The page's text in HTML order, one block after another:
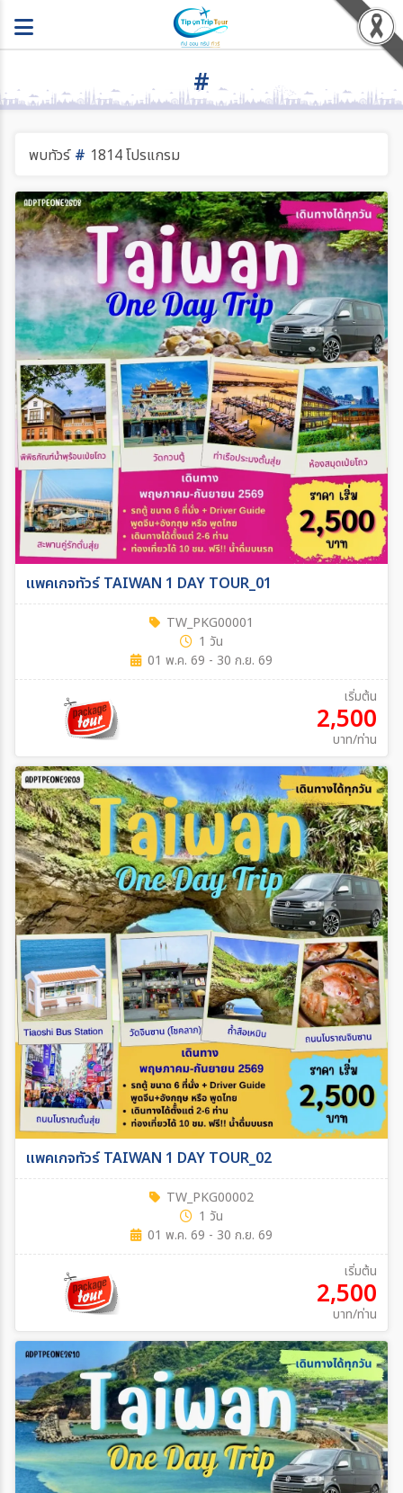
#
พบทัวร์ # 1814 โปรแกรม
แพคเกจทัวร์ TAIWAN 1 DAY TOUR_01
TW_PKG00001
1 วัน
01 พ.ค. 69 - 30 ก.ย. 69
เริ่มต้น
2,500
บาท/ท่าน
แพคเกจทัวร์ TAIWAN 1 DAY TOUR_02
TW_PKG00002
1 วัน
01 พ.ค. 69 - 30 ก.ย. 69
เริ่มต้น
2,500
บาท/ท่าน